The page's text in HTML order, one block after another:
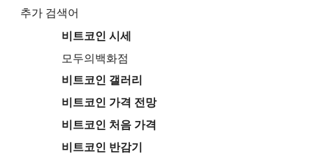
추가 검색어
비트코인 시세
모두의백화점
비트코인 갤러리
비트코인 가격 전망
비트코인 처음 가격
비트코인 반감기